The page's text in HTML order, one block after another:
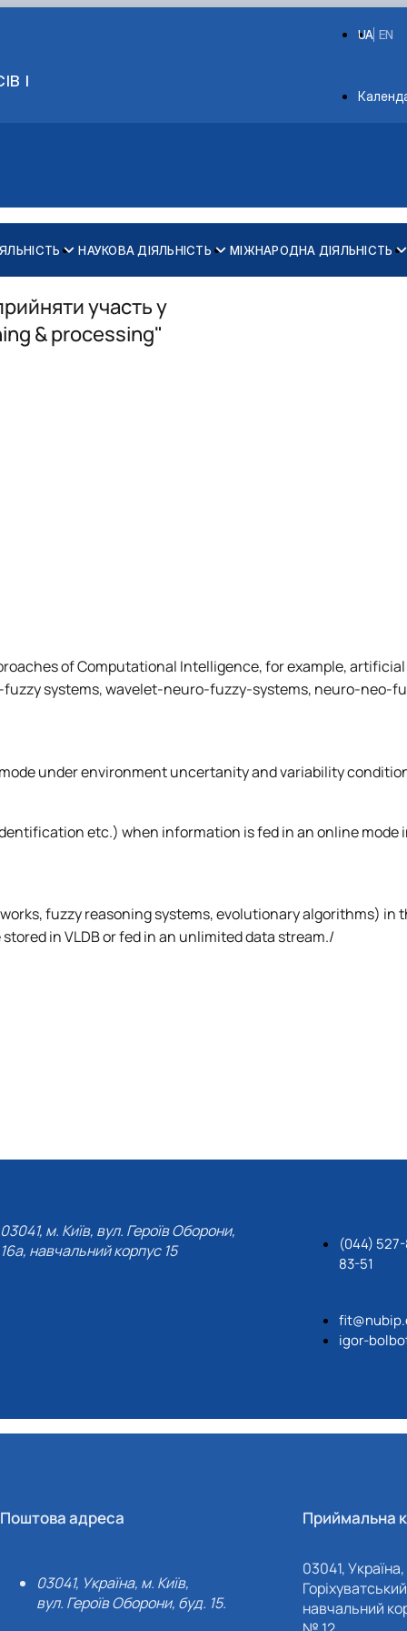
І
EN
UA
НАУКОВА ДІЯЛЬНІСТЬ
Обговорення ОНП
Анкета для опитування стейкхолдерів
Нормативно-правові документи
МІЖНАРОДНА ДІЯЛЬНІСТЬ
участь у
& processing"
of Computational Intelligence, for example,
systems, wavelet-neuro-fuzzy-systems, neuro-neo-
under environment uncertanity and variability
etc.) when information is fed in an online mode
fuzzy reasoning systems, evolutionary algorithms) in
in VLDB or fed in an unlimited data stream./
03041, м. Київ, вул. Героїв Оборони,
16а, навчальний корпус 15
(044)
83-51
igor-
Поштова адреса
03041, Україна, м. Київ,
вул. Героїв Оборони, буд. 15.
Приймальна
03041,
навчальний